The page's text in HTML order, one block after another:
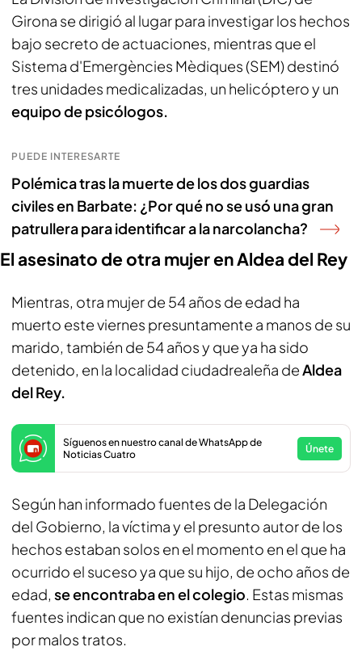
Girona se dirigió al lugar para investigar los hechos
bajo secreto de actuaciones, mientras que el
Sistema d'Emergències Mèdiques (SEM) destinó
tres unidades medicalizadas, un helicóptero y un
equipo de psicólogos.
PUEDE INTERESARTE
Polémica tras la muerte de los dos guardias
civiles en Barbate: ¿Por qué no se usó una gran
patrullera para identificar a la narcolancha?
El asesinato de otra mujer en Aldea del Rey
Mientras, otra mujer de 54 años de edad ha
muerto este viernes presuntamente a manos de su
marido, también de 54 años y que ya ha sido
detenido, en la localidad ciudadrealeña deAldea
del Rey.
Síguenos en nuestro canal de WhatsApp de
Noticias Cuatro
Únete
Según han informado fuentes de la Delegación
del Gobierno, la víctima y el presunto autor de los
hechos estaban solos en el momento en el que ha
ocurrido el suceso ya que su hijo, de ocho años de
edad, se encontraba en el colegio. Estas mismas
fuentes indican que no existían denuncias previas
por malos tratos.